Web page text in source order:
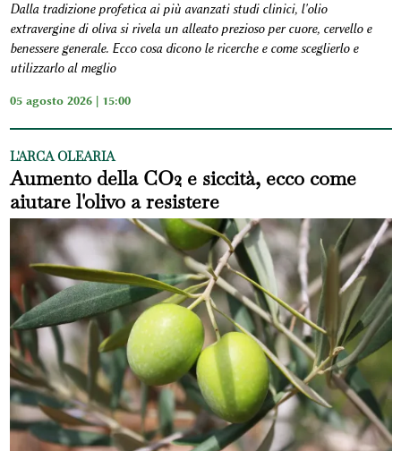
Dalla tradizione profetica ai più avanzati studi clinici, l'olio
extravergine di oliva si rivela un alleato prezioso per cuore, cervello e
benessere generale. Ecco cosa dicono le ricerche e come sceglierlo e
utilizzarlo al meglio
05 agosto 2026 | 15:00
L'ARCA OLEARIA
Aumento della CO2 e siccità, ecco come
aiutare l'olivo a resistere